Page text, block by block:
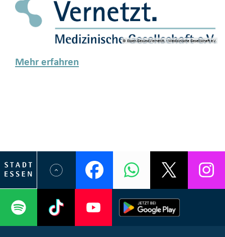
© Essen.Gesund.Vernetzt. - Medizinische Gesellschaft e.V.
Mehr erfahren